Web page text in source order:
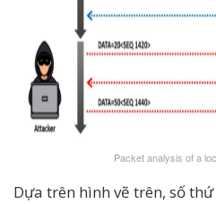
Packet analysis of a
Dựa trên hình vẽ trên, số